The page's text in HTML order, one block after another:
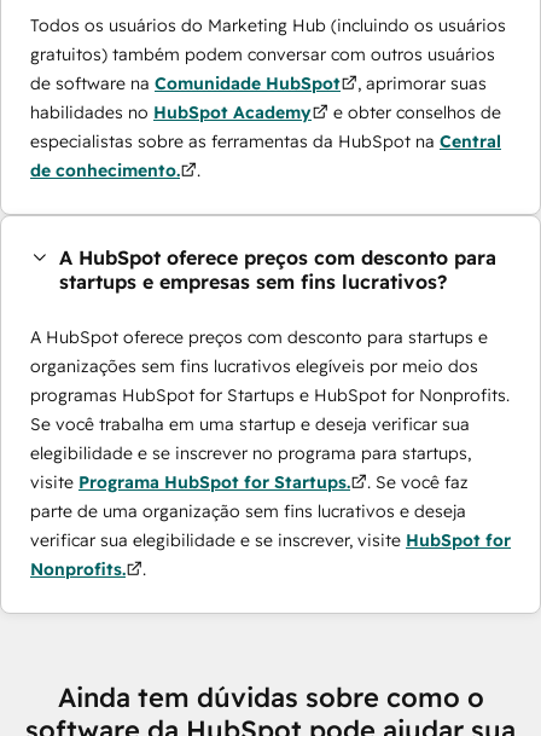
Todos os usuários do Marketing Hub (incluindo os usuários
gratuitos) também podem conversar com outros usuários
de software na Comunidade HubSpot
, aprimorar suas
habilidades no HubSpot Academy
e obter conselhos de
especialistas sobre as ferramentas da HubSpot na Central
de conhecimento.
.
A HubSpot oferece preços com desconto para
startups e empresas sem fins lucrativos?
A HubSpot oferece preços com desconto para startups e
organizações sem fins lucrativos elegíveis por meio dos
programas ​HubSpot for Startups e HubSpot for Nonprofits.
Se você trabalha em uma startup e deseja verificar sua
elegibilidade e se inscrever no programa para startups,
visite Programa HubSpot for Startups.
. Se você faz
parte de uma organização sem fins lucrativos e deseja
verificar sua elegibilidade e se inscrever, visite HubSpot for
Nonprofits.
.
Ainda tem dúvidas sobre como o